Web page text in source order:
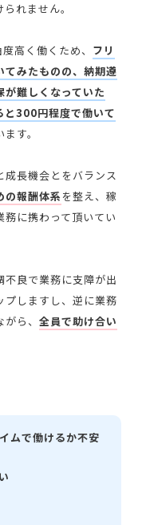
れません。
高く働くため、 フリ
てみたものの、納期遵
難しくなっていた
と300円程度で働いて
す。
成長機会とをバランス
の報酬体系 を整え、稼
に携わって頂いてい
不良で業務に支障が出
プしますし、逆に業務
がら、全員で助け合い
ムで働けるか不安